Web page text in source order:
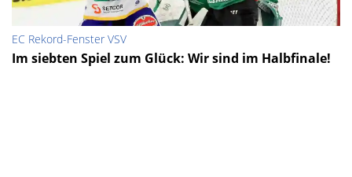
EC Rekord-Fenster VSV
Im siebten Spiel zum Glück: Wir sind im Halbfinale!